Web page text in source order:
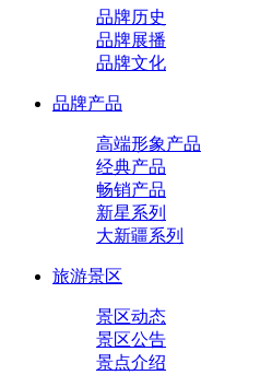
品牌历史
品牌展播
品牌文化
品牌产品
高端形象产品
经典产品
畅销产品
新星系列
大新疆系列
旅游景区
景区动态
景区公告
景点介绍